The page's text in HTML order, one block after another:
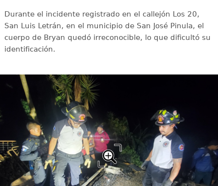
Durante el incidente registrado en el callejón Los 20,
San Luis Letrán, en el municipio de San José Pinula, el
cuerpo de Bryan quedó irreconocible, lo que dificultó su
identificación.